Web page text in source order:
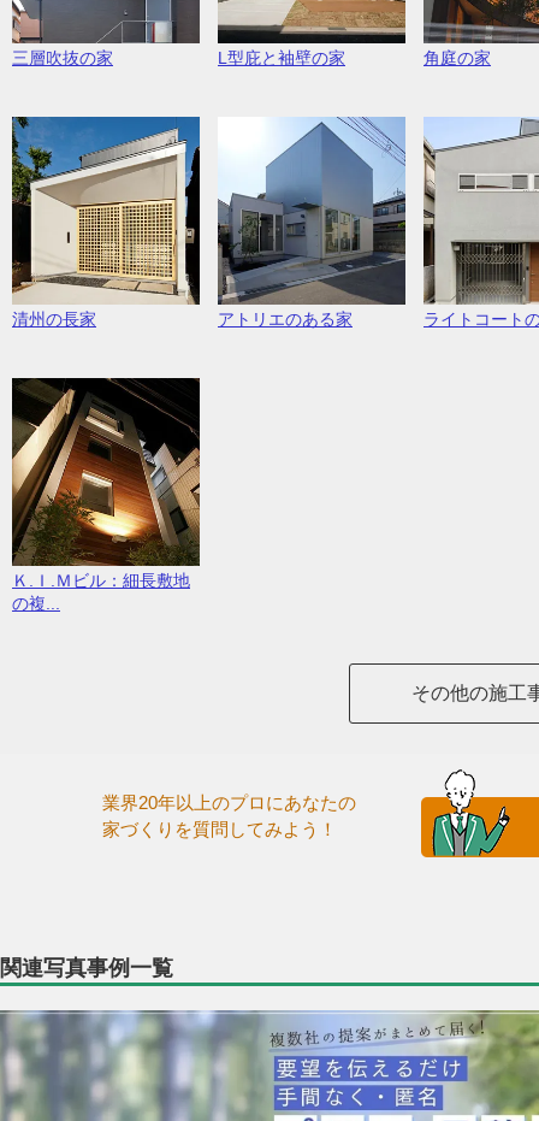
三層吹抜の家 L型庇と袖壁の家 角庭の家
清州の長家 アトリエのある家 ライトコート
Ｋ.Ｉ.Ｍビル：細長敷地
の複...
その他の施工
業界20年以上のプロにあなたの
家づくりを質問してみよう！
関連写真事例一覧